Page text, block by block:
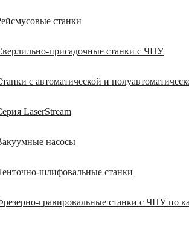
станки
присадочные станки с ЧПУ
с автоматической и
LaserStream
насосы
шлифовальные станки
гравировальные станки с ЧПУ по